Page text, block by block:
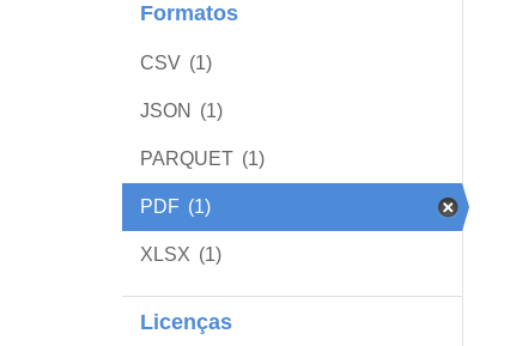
Formatos
CSV (1)
JSON (1)
PARQUET (1)
PDF (1)
XLSX (1)
Licenças